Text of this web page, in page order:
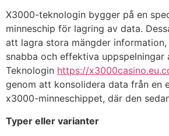
X3000-teknologin bygger på en
minneschip för lagring av data.
att lagra stora mängder
snabba och effektiva uppspelningar
Teknologin https://
genom att konsolidera data från en
x3000-minneschippet, där den
Typer eller varianter